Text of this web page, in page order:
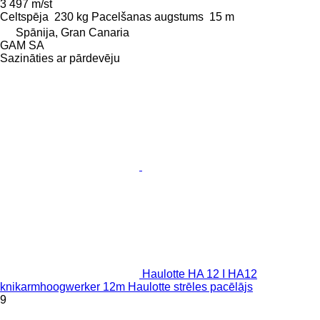
3 497 m/st
Celtspēja 230 kg Pacelšanas augstums 15 m
Spānija, Gran Canaria
GAM SA
Sazināties ar pārdevēju
Haulotte HA 12 I HA12
knikarmhoogwerker 12m Haulotte strēles pacēlājs
9